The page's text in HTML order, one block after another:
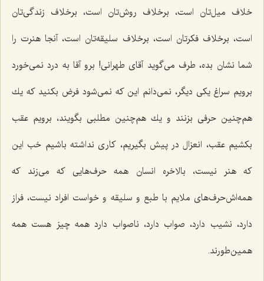
خلاف میل‌تان است، برخلاف روش‌تان است، برخلاف زندگی‌تان
است، برخلاف فكرتان است، برخلاف سلیقه‌تان است، آنجا هنرت را
شما نشان بده، طرف می‌گوید آقای طهرانی! برو آقا به درد نمی‌خورد
برویم سراغ یكی دیگر، نمی‌دانم این كه نمی‌شود فرض بكنید كه یك
هم‌چنین حرفی بزنند و یك هم‌چنین مطلبی بگویند، برویم عقب
بكشیم عقب، انعزال در پیش بگیریم، كاری نداشته باشیم خب این
كه هنر نیست، بالاخره انسان همه حرف‌هایی كه می‌زند كه
همه‌اش‌حرف‌های ملایم با طبع و سلیقه و خواست افراد نیست، فراز
دارد، نشیب دارد، صواب دارد، ناصواب دارد همه چیز هست همه
همین‌طورند.